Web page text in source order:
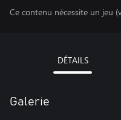
Ce contenu nécessite un jeu
DÉTAILS
Galerie